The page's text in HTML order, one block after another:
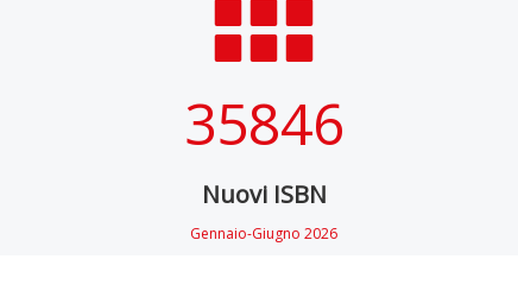
35846
Nuovi ISBN
Gennaio-Giugno 2026